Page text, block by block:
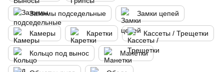
Зажимы подседельные Замки цепей
Камеры Каретки Кассеты / Трещетки
Кольцо под вынос Манетки